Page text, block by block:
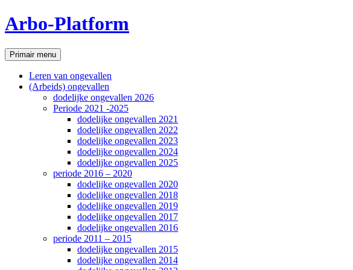
Ga
naar
inhoud
Arbo-Platform
Zoeken
Primair menu
Leren van ongevallen
(Arbeids) ongevallen
dodelijke ongevallen 2026
Periode 2021 -2025
dodelijke ongevallen 2021
dodelijke ongevallen 2022
dodelijke ongevallen 2023
dodelijke ongevallen 2024
dodelijke ongevallen 2025
periode 2016 – 2020
dodelijke ongevallen 2020
dodelijke ongevallen 2018
dodelijke ongevallen 2019
dodelijke ongevallen 2017
dodelijke ongevallen 2016
periode 2011 – 2015
dodelijke ongevallen 2015
dodelijke ongevallen 2014